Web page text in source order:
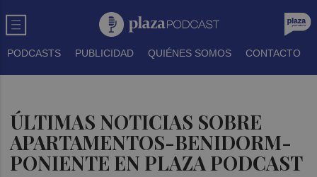
PODCASTS PUBLICIDAD QUIÉNES SOMOS CONTACTO
ÚLTIMAS NOTICIAS SOBRE
APARTAMENTOS-BENIDORM-
PONIENTE EN PLAZA PODCAST